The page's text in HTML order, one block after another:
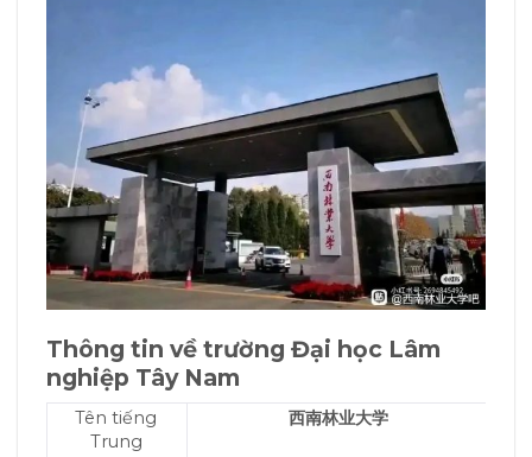
Thông tin về trường Đại học Lâm
nghiệp Tây Nam
Tên tiếng
Trung
西南林业大学